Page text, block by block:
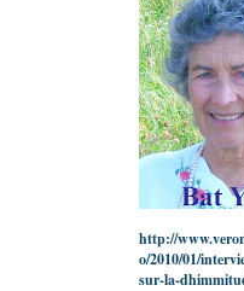
http://
o/2010/01/
sur-la-